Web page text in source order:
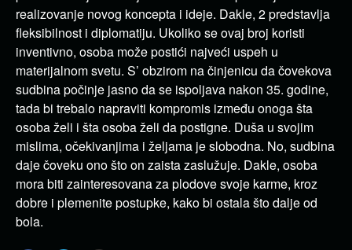
realizovanje novog koncepta i ideje. Dakle, 2 predstavlja
fleksibilnost i diplomatiju. Ukoliko se ovaj broj koristi
inventivno, osoba može postići najveći uspeh u
materijalnom svetu. S’ obzirom na činjenicu da čovekova
sudbina počinje jasno da se ispoljava nakon 35. godine,
tada bi trebalo napraviti kompromis između onoga šta
osoba želi i šta osoba želi da postigne. Duša u svojim
mislima, očekivanjima i željama je slobodna. No, sudbina
daje čoveku ono što on zaista zaslužuje. Dakle, osoba
mora biti zainteresovana za plodove svoje karme, kroz
dobre i plemenite postupke, kako bi ostala što dalje od
bola.